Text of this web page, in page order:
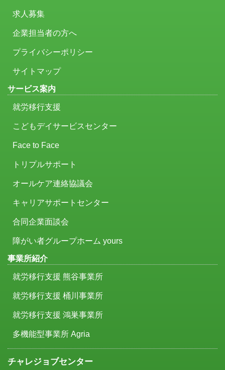
求人募集
企業担当者の方へ
プライバシーポリシー
サイトマップ
サービス案内
就労移行支援
こどもデイサービスセンター
Face to Face
トリプルサポート
オールケア連絡協議会
キャリアサポートセンター
合同企業面談会
障がい者グループホーム yours
事業所紹介
就労移行支援 熊谷事業所
就労移行支援 桶川事業所
就労移行支援 鴻巣事業所
多機能型事業所 Agria
チャレジョブセンター